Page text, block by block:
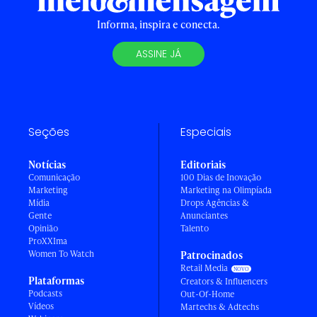
Informa, inspira e conecta.
ASSINE JÁ
Seções
Notícias
Comunicação
Marketing
Mídia
Gente
Opinião
ProXXIma
Women To Watch
Plataformas
Podcasts
Vídeos
Especiais
Editoriais
100 Dias de Inovação
Marketing na Olimpíada
Drops Agências &
Anunciantes
Talento
Patrocinados
Retail Media
Creators & Influencers
Out-Of-Home
Martechs & Adtechs